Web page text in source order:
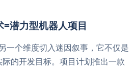
潜力型机器人项目
一个维度切入迷因叙事，它不仅是
的开发目标。项目计划推出一款